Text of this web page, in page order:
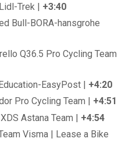
Trek | +3:40
Bull-BORA-hansgrohe
Q36.5 Pro Cycling Team
EasyPost | +4:20
Pro Cycling Team | +4:51
Astana Team | +4:54
Visma | Lease a Bike